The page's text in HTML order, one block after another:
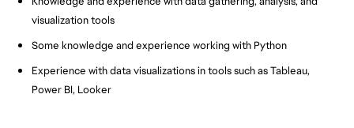
visualization tools
Some knowledge and experience working with Python
Experience with data visualizations in tools such as Tableau,
Power BI, Looker